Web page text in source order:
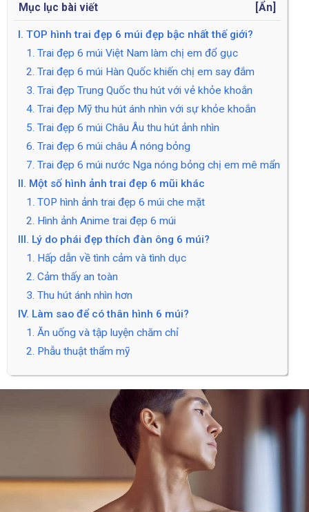
Mục lục bài viết Ẩn
I. TOP hình trai đẹp 6 múi đẹp bậc nhất thế giới?
1. Trai đẹp 6 múi Việt Nam làm chị em đổ gục
2. Trai đẹp 6 múi Hàn Quốc khiến chị em say đắm
3. Trai đẹp Trung Quốc thu hút với vẻ khỏe khoắn
4. Trai đẹp Mỹ thu hút ánh nhìn với sự khỏe khoắn
5. Trai đẹp 6 múi Châu Âu thu hút ảnh nhìn
6. Trai đẹp 6 múi châu Á nóng bỏng
7. Trai đẹp 6 múi nước Nga nóng bỏng chị em mê mẩn
II. Một số hình ảnh trai đẹp 6 mũi khác
1. TOP hình ảnh trai đẹp 6 múi che mặt
2. Hình ảnh Anime trai đẹp 6 múi
III. Lý do phái đẹp thích đàn ông 6 múi?
1. Hấp dẫn về tình cảm và tình dục
2. Cảm thấy an toàn
3. Thu hút ánh nhìn hơn
IV. Làm sao để có thân hình 6 múi?
1. Ăn uống và tập luyện chăm chỉ
2. Phẫu thuật thẩm mỹ